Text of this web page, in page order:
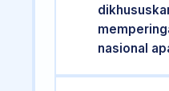
nasional